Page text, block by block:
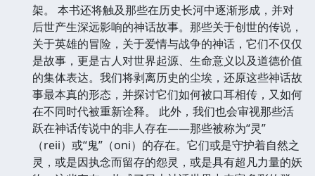
架。 本书还将触及那些在历史长河中逐渐形成，并对
后世产生深远影响的神话故事。那些关于创世的传说，
关于英雄的冒险，关于爱情与战争的神话，它们不仅仅
是故事，更是古人对世界起源、生命意义以及道德价值
的集体表达。我们将剥离历史的尘埃，还原这些神话故
事最本真的形态，并探讨它们如何被口耳相传，又如何
在不同时代被重新诠释。 此外，我们也会审视那些活
跃在神话传说中的非人存在——那些被称为“灵”
（reii）或“鬼”（oni）的存在。它们或是守护着自然之
灵，或是因执念而留存的怨灵，或是具有超凡力量的妖